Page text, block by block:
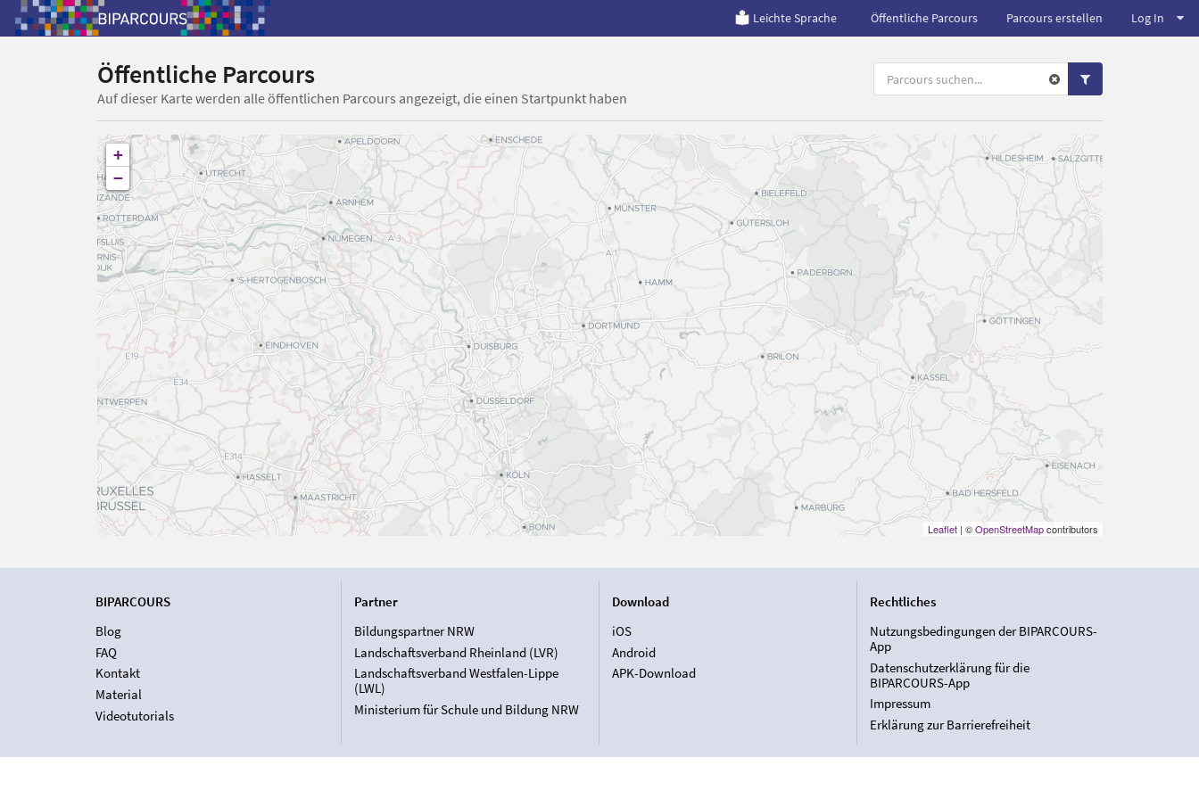
Leichte Sprache Öffentliche Parcours Parcours erstellen Log In
Öffentliche Parcours
Auf dieser Karte werden alle öffentlichen Parcours angezeigt, die einen Startpunkt haben
+
−
Leaflet| ©OpenStreetMapcontributors
BIPARCOURS
Blog
FAQ
Kontakt
Material
Videotutorials
Partner
Bildungspartner NRW
Landschaftsverband Rheinland (LVR)
Landschaftsverband Westfalen-Lippe
(LWL)
Ministerium für Schule und Bildung NRW
Download
iOS
Android
APK-Download
Rechtliches
Nutzungsbedingungen der BIPARCOURS-
App
Datenschutzerklärung für die
BIPARCOURS-App
Impressum
Erklärung zur Barrierefreiheit